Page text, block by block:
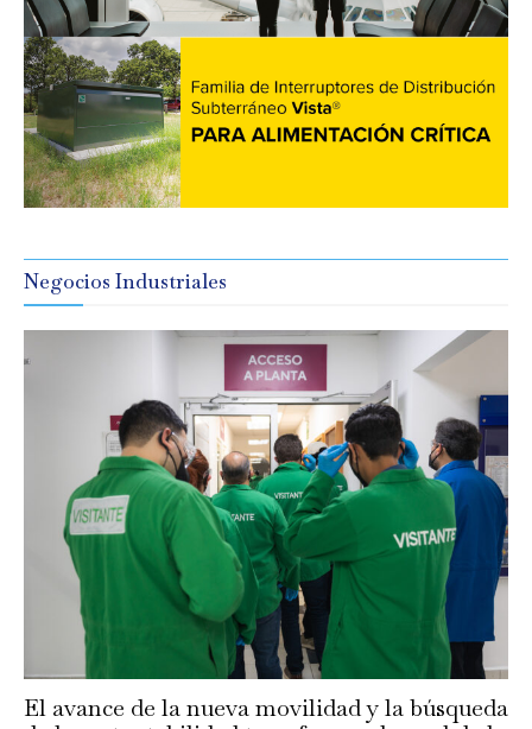
Negocios Industriales
El avance de la nueva movilidad y la búsqueda